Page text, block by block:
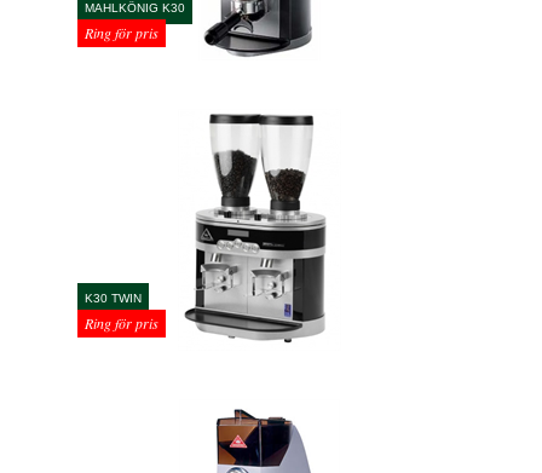
MAHLKÖNIG K30
Ring för pris
K30 TWIN
Ring för pris